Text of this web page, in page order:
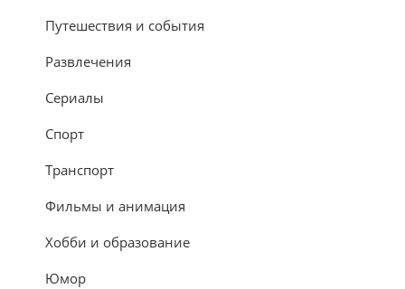
Путешествия и события
Развлечения
Сериалы
Спорт
Транспорт
Фильмы и анимация
Хобби и образование
Юмор